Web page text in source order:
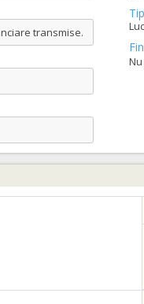
transmise.
Nu